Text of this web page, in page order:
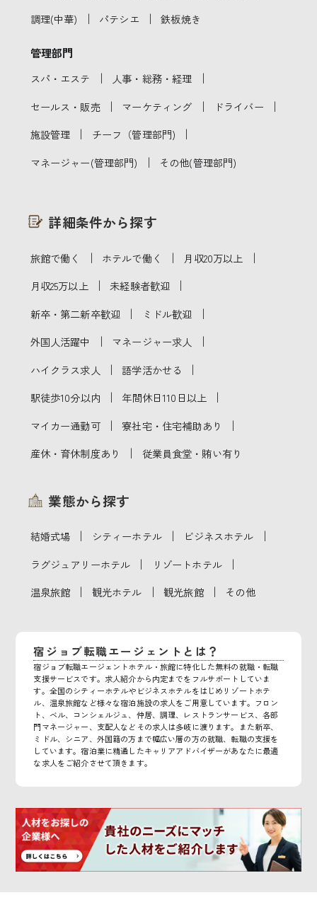
調理(中華) ｜ パテシエ ｜ 鉄板焼き
管理部門
スパ・エステ ｜ 人事・総務・経理 ｜
セールス・販売 ｜ マーケティング ｜ ドライバー ｜
施設管理 ｜ チーフ（管理部門) ｜
マネージャー(管理部門) ｜ その他(管理部門)
詳細条件から探す
旅館で働く ｜ ホテルで働く ｜ 月収20万以上 ｜
月収25万以上 ｜ 未経験者歓迎 ｜
新卒・第二新卒歓迎 ｜ ミドル歓迎 ｜
外国人活躍中 ｜ マネージャー求人 ｜
ハイクラス求人 ｜ 語学活かせる ｜
駅徒歩10分以内 ｜ 年間休日110日以上 ｜
マイカー通勤可 ｜ 寮社宅・住宅補助あり ｜
産休・育休制度あり ｜ 従業員食堂・賄い有り
業態から探す
結婚式場 ｜ シティーホテル ｜ ビジネスホテル ｜
ラグジュアリーホテル ｜ リゾートホテル ｜
温泉旅館 ｜ 観光ホテル ｜ 観光旅館 ｜ その他
宿ジョブ転職エージェントとは？
宿ジョブ転職エージェントホテル・旅館に特化した無料の就職・転職
支援サービスです。求人紹介から内定までをフルサポートしていま
す。全国のシティーホテルやビジネスホテルをはじめリゾートホテ
ル、温泉旅館など様々な宿泊施設の求人をご用意しています。フロン
ト、ベル、コンシェルジュ、仲居、調理、レストランサービス、各部
門マネージャー、支配人などその求人は多岐に渡ります。また新卒、
ミドル、シニア、外国籍の方まで幅広い層の方の就職、転職の支援を
しています。宿泊業に精通したキャリアアドバイザーがあなたに最適
な求人をご紹介させて頂きます。